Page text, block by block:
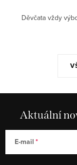
Děvčata vždy
Aktuální
E-mail